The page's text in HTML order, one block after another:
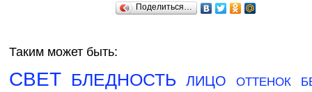
Поделиться…
Таким может быть:
СВЕТ БЛЕДНОСТЬ ЛИЦО ОТТЕНОК